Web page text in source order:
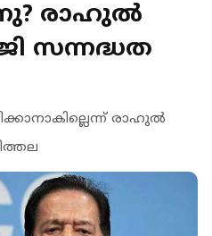
രാഹുല്‍
സന്നദ്ധത
രാഹുല്‍